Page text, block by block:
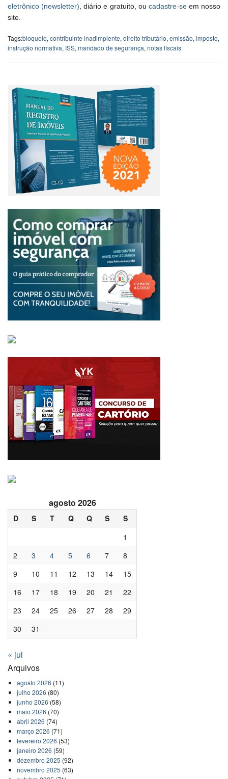
eletrônico (newsletter) , diário e gratuito, ou cadastre-seem nosso
site.
Tags:bloqueio, contribuinte inadimplente, direito tributário, emissão, imposto,
instrução normativa, ISS, mandado de segurança, notas fiscais
agosto 2026
D S T Q Q S
S
1
2
3 4 5 6 7
8
9
10 11 12 13 14
15
16
17 18 19 20 21
22
23
24 25 26 27 28
29
30
31
« jul
Arquivos
agosto 2026 (11)
julho 2026 (80)
junho 2026 (58)
maio 2026 (70)
abril 2026 (74)
março 2026 (71)
fevereiro 2026 (53)
janeiro 2026 (59)
dezembro 2025 (92)
novembro 2025 (63)